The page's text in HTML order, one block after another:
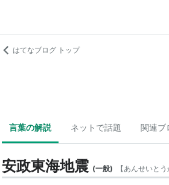
はてなブログ トップ
言葉の解説 ネットで話題 関連ブ
安政東海地震 (一般) 【あんせいとう